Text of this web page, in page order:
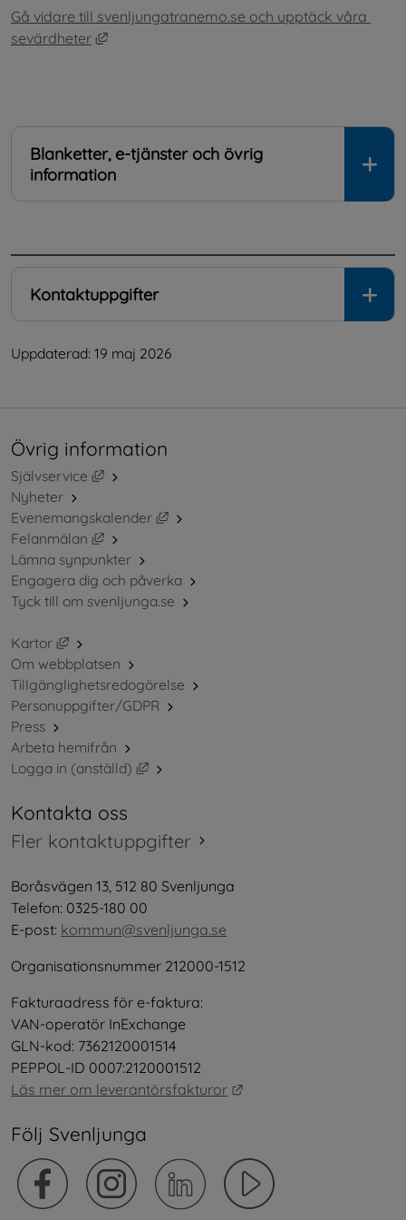
Gå vidare till svenljungatranemo.se och upptäck våra
sevärdheter
Länk till annan webbplats, öppnas i nytt
Blanketter, e-tjänster och övrig
information
Kontaktuppgifter
Uppdaterad: 19 maj 2026
Övrig information
Självservice
Länk till annan webbplats, öppnas i nytt fönster.
Nyheter
Evenemangskalender
Länk till annan webbplats, öppnas i
Felanmälan
Länk till annan webbplats, öppnas i nytt fönster.
Lämna synpunkter
Engagera dig och påverka
Tyck till om svenljunga.se
Kartor
Länk till annan webbplats, öppnas i nytt fönster.
Om webbplatsen
Tillgänglighetsredogörelse
Personuppgifter/GDPR
Press
Arbeta hemifrån
Logga in (anställd)
Länk till annan webbplats, öppnas i nytt
Kontakta oss
Fler kontaktuppgifter
Boråsvägen 13, 512 80 Svenljunga
Telefon: 0325-180 00
E-post: kommun@svenljunga.se
Organisationsnummer 212000-1512
Fakturaadress för e-faktura:
VAN-operatör InExchange
GLN-kod: 7362120001514
PEPPOL-ID 0007:2120001512
Läs mer om leverantörsfakturor
Följ Svenljunga